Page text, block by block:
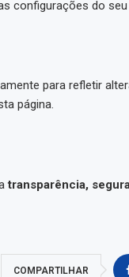
configurações do
para refletir
página.
transparência,
COMPARTILHAR